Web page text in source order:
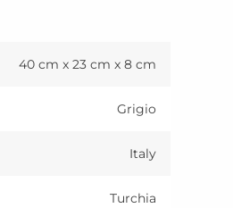
40 cm x 23 cm x 8 cm
Grigio
Italy
Turchia